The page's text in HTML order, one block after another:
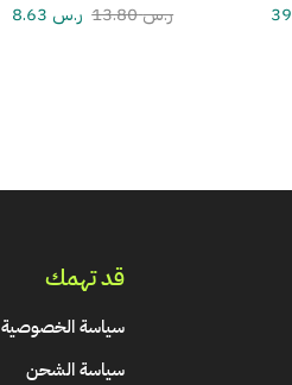
ر.س13.80 ر.س
قد تهمك
سياسة الخصوصية
سياسة الشحن